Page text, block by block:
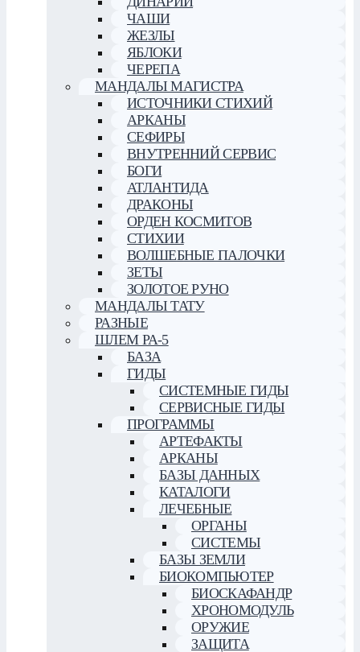
ЧАШИ
ЖЕЗЛЫ
ЯБЛОКИ
ЧЕРЕПА
МАНДАЛЫ МАГИСТРА
ИСТОЧНИКИ СТИХИЙ
АРКАНЫ
СЕФИРЫ
ВНУТРЕННИЙ СЕРВИС
БОГИ
АТЛАНТИДА
ДРАКОНЫ
ОРДЕН КОСМИТОВ
СТИХИИ
ВОЛШЕБНЫЕ ПАЛОЧКИ
ЗЕТЫ
ЗОЛОТОЕ РУНО
МАНДАЛЫ ТАТУ
РАЗНЫЕ
ШЛЕМ РА-5
БАЗА
ГИДЫ
СИСТЕМНЫЕ ГИДЫ
СЕРВИСНЫЕ ГИДЫ
ПРОГРАММЫ
АРТЕФАКТЫ
АРКАНЫ
БАЗЫ ДАННЫХ
КАТАЛОГИ
ЛЕЧЕБНЫЕ
ОРГАНЫ
СИСТЕМЫ
БАЗЫ ЗЕМЛИ
БИОКОМПЬЮТЕР
БИОСКАФАНДР
ХРОНОМОДУЛЬ
ОРУЖИЕ
ЗАЩИТА